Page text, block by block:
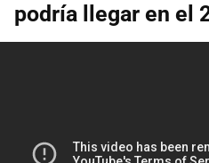
podría llegar en el